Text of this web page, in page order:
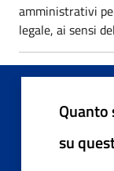
amministrativi
legale, ai sensi
su